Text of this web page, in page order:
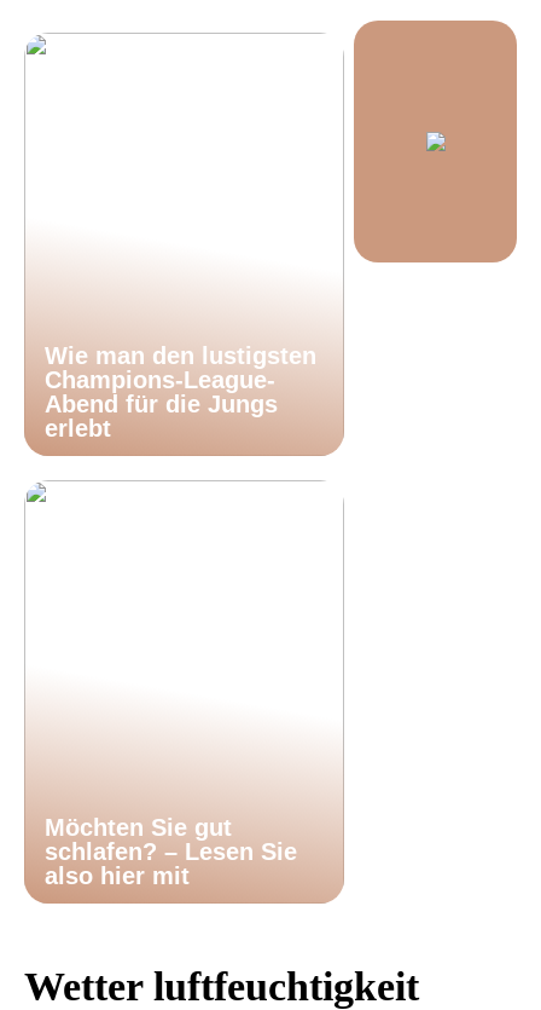
Wie man den lustigsten
Champions-League-
Abend für die Jungs
erlebt
Möchten Sie gut
schlafen? – Lesen Sie
also hier mit
Wetter luftfeuchtigkeit